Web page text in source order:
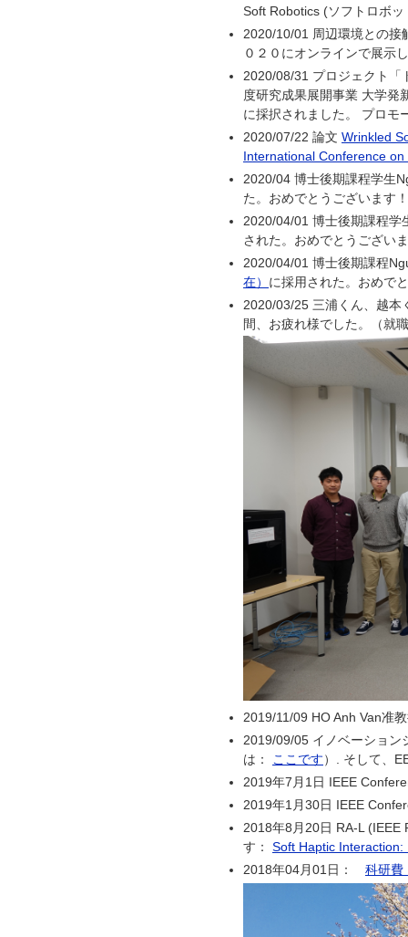
Soft Robotics (ソフトロボ
2020/10/01 周辺環境との接
０２０にオンラインで展示
2020/08/31 プロジェクト「
度研究成果展開事業 大学発
に採択されました。 プロモ
2020/07/22 論文 Wrinkled
International Conference on
2020/04 博士後期課程学生
た。おめでとうございます！
2020/04/01 博士後期課程学
された。おめでとうござい
2020/04/01 博士後期課程
在） に採用された。おめで
2020/03/25 三浦くん、越本
間、お疲れ様でした。（就
2019/11/09 HO Anh Van准
2019/09/05 イノベーション
は：
ここです）. そして、
2019年7月1日 IEEE
2019年1月30日 IEEE
2018年8月20日 RA-L
す： Soft Haptic
2018年04月01日： 科研費